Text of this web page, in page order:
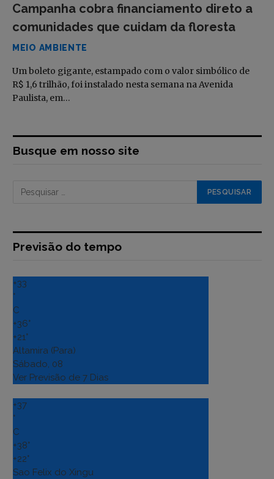
Campanha cobra financiamento direto a
comunidades que cuidam da floresta
MEIO AMBIENTE
Um boleto gigante, estampado com o valor simbólico de
R$ 1,6 trilhão, foi instalado nesta semana na Avenida
Paulista, em…
Busque em nosso site
Previsão do tempo
+33
°
C
+36°
+21°
Altamira (Para)
Sábado, 08
Ver Previsão de 7 Dias
+37
°
C
+38°
+22°
Sao Felix do Xingu